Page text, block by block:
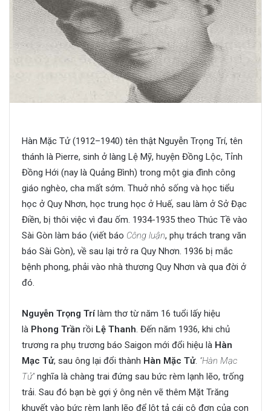
Hàn Mặc Tử (1912–1940) tên thật Nguyễn Trọng Trí, tên
thánh là Pierre, sinh ở làng Lệ Mỹ, huyện Đồng Lộc, Tỉnh
Đồng Hới (nay là Quảng Bình) trong một gia đình công
giáo nghèo, cha mất sớm. Thuở nhỏ sống và học tiểu
học ở Quy Nhơn, học trung học ở Huế, sau làm ở Sở Đạc
Điền, bị thôi việc vì đau ốm. 1934-1935 theo Thúc Tề vào
Sài Gòn làm báo (viết báo Công luận, phụ trách trang văn
báo Sài Gòn), về sau lại trở ra Quy Nhơn. 1936 bị mắc
bệnh phong, phải vào nhà thương Quy Nhơn và qua đời ở
đó.
Nguyễn Trọng Trílàm thơ từ năm 16 tuổi lấy hiệu
là Phong Trần rồi Lệ Thanh. Đến năm 1936, khi chủ
trương ra phụ trương báo Saigon mới đổi hiệu là Hàn
Mạc Tử, sau ông lại đổi thành Hàn Mặc Tử. “Hàn Mạc
Tử”nghĩa là chàng trai đứng sau bức rèm lạnh lẽo, trống
trải. Sau đó bạn bè gợi ý ông nên vẽ thêm Mặt Trăng
khuyết vào bức rèm lạnh lẽo để lột tả cái cô đơn của con